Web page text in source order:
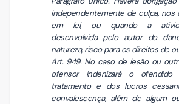
independentemente de culpa, nos
em lei, ou quando a
desenvolvida pelo autor do
natureza, risco para os direitos de
Art. 949. No caso de lesão ou
ofensor indenizará o
tratamento e dos lucros
convalescença, além de algum